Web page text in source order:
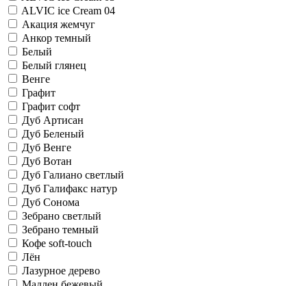
ALVIC iсе Cream 04
Акация жемчуг
Анкор темный
Белый
Белый глянец
Венге
Графит
Графит софт
Дуб Артисан
Дуб Беленый
Дуб Венге
Дуб Вотан
Дуб Галиано светлый
Дуб Галифакс натур
Дуб Сонома
Зебрано светлый
Зебрано темный
Кофе soft-touch
Лён
Лазурное дерево